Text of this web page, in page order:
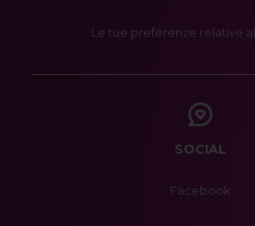
Le tue preferenze relative
SOCIAL
Facebook